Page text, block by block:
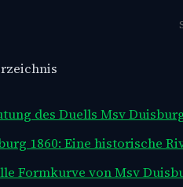
des Duells Msv
1860: Eine historische
Formkurve von Msv